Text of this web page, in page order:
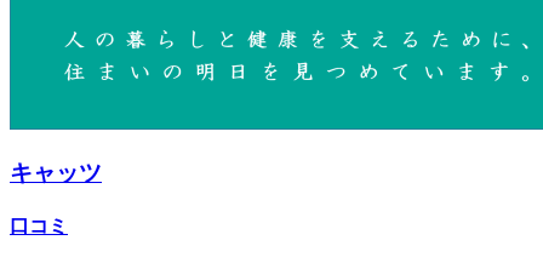
キャッツ
口コミ